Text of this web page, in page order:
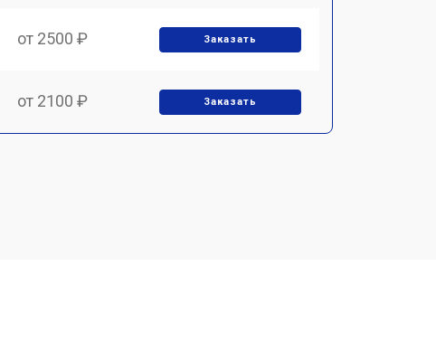
от 2500 ₽ Заказать
от 2100 ₽ Заказать